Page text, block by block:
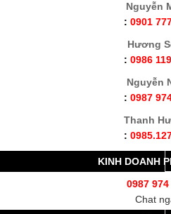
Nguyễn
: 0901
Hương
: 0986
Nguyễn
: 0987
Thanh
:
KINH DOANH
0987 974
Chat